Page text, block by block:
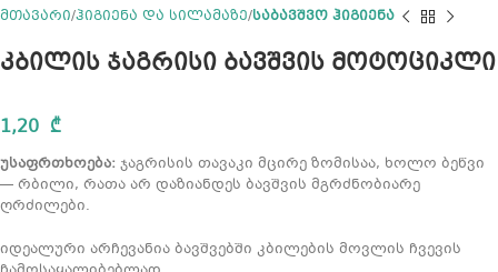
მთავარი ჰიგიენა და სილამაზე საბავშვო ჰიგიენა
კბილის ჯაგრისი ბავშვის მოტოციკლი
1,20 ₾
უსაფრთხოება: ჯაგრისის თავაკი მცირე ზომისაა, ხოლო ბეწვი
— რბილი, რათა არ დაზიანდეს ბავშვის მგრძნობიარე
ღრძილები.
იდეალური არჩევანია ბავშვებში კბილების მოვლის ჩვევის